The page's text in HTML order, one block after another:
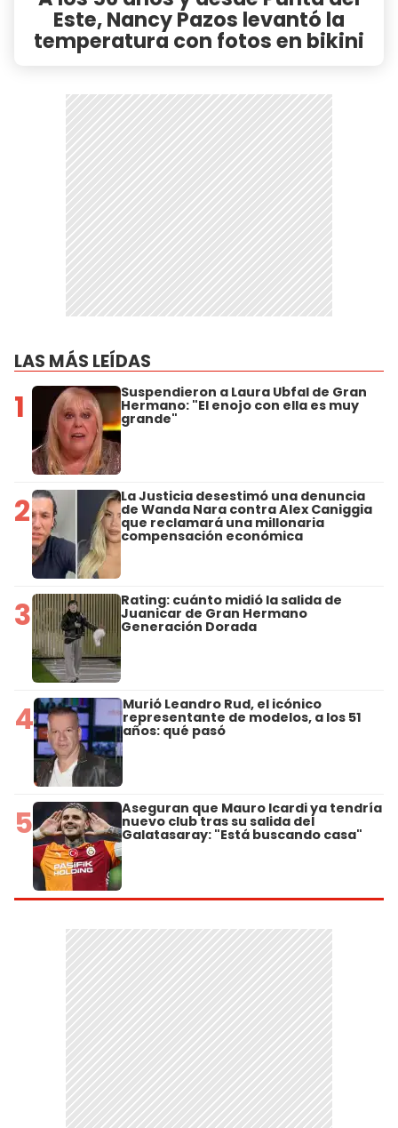
Este, Nancy Pazos levantó la
temperatura con fotos en bikini
LAS MÁS LEÍDAS
1 Suspendieron a Laura Ubfal de Gran
Hermano: "El enojo con ella es muy
grande"
2 La Justicia desestimó una denuncia
de Wanda Nara contra Alex Caniggia
que reclamará una millonaria
compensación económica
3 Rating: cuánto midió la salida de
Juanicar de Gran Hermano
Generación Dorada
4 Murió Leandro Rud, el icónico
representante de modelos, a los 51
años: qué pasó
5 Aseguran que Mauro Icardi ya tendría
nuevo club tras su salida del
Galatasaray: "Está buscando casa"